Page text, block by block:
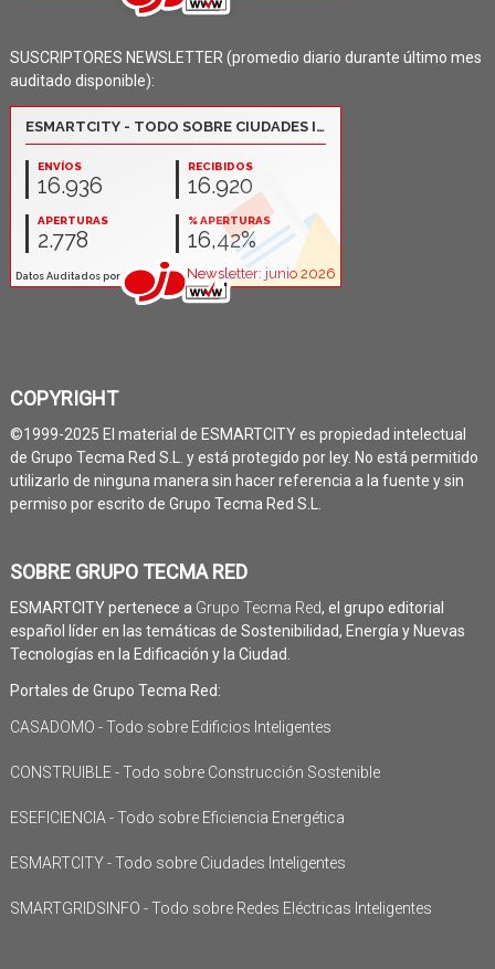
SUSCRIPTORES NEWSLETTER (promedio diario durante último mes
auditado disponible):
COPYRIGHT
©1999-2025 El material de ESMARTCITY es propiedad intelectual
de Grupo Tecma Red S.L. y está protegido por ley. No está permitido
utilizarlo de ninguna manera sin hacer referencia a la fuente y sin
permiso por escrito de Grupo Tecma Red S.L.
SOBRE GRUPO TECMA RED
ESMARTCITY pertenece a Grupo Tecma Red, el grupo editorial
español líder en las temáticas de Sostenibilidad, Energía y Nuevas
Tecnologías en la Edificación y la Ciudad.
Portales de Grupo Tecma Red:
CASADOMO - Todo sobre Edificios Inteligentes
CONSTRUIBLE - Todo sobre Construcción Sostenible
ESEFICIENCIA - Todo sobre Eficiencia Energética
ESMARTCITY - Todo sobre Ciudades Inteligentes
SMARTGRIDSINFO - Todo sobre Redes Eléctricas Inteligentes